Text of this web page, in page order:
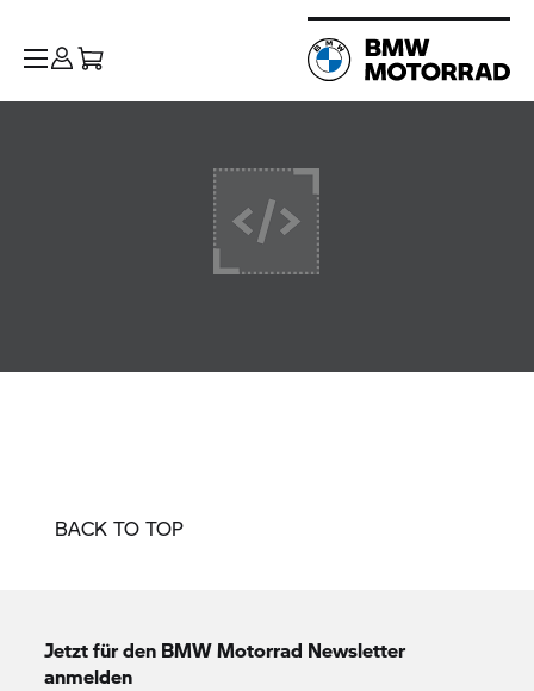
BACK TO TOP
Jetzt für den BMW Motorrad Newsletter
anmelden